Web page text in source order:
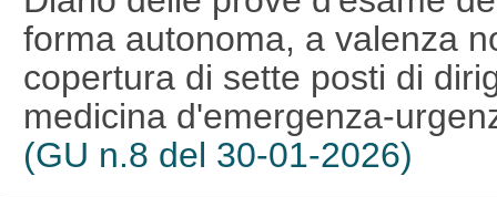
forma autonoma, a valenza
copertura di sette posti di
medicina d'emergenza-
(GU n.8 del 30-01-2026)